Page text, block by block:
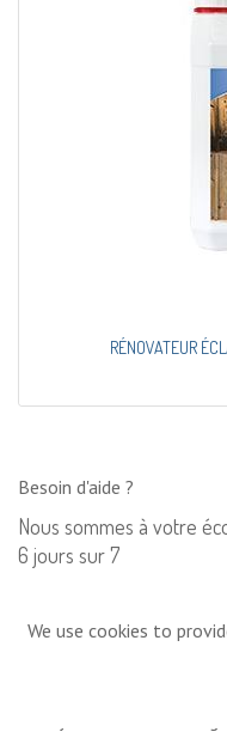
RÉNOVATEUR
Besoin d'aide ?
Nous sommes à votre
6 jours sur 7
0033 (0)1 75 86 44 62
We use cookies to